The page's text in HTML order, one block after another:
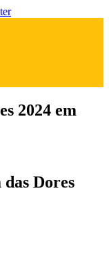
2024 em
das Dores